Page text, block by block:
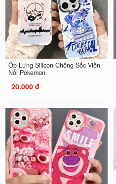
Ốp Lưng Silicon Chống Sốc Viền
Nổi Pokemon
20.000 đ